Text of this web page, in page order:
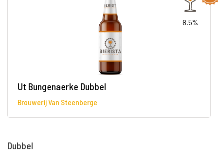
8.5%
Ut Bungenaerke Dubbel
Brouwerij Van Steenberge
Dubbel